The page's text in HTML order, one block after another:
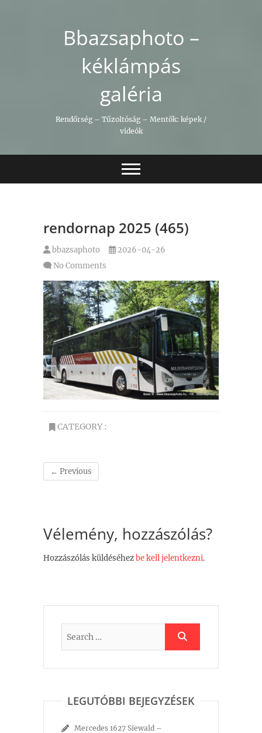
Bbazsaphoto –
kéklámpás
galéria
Rendőrség – Tűzoltóság – Mentők: képek /
videók
rendornap 2025 (465)
bbazsaphoto
2026-04-26
No Comments
CATEGORY :
← Previous
Vélemény, hozzászólás?
Hozzászólás küldéséhezbe kell jelentkezni.
LEGUTÓBBI BEJEGYZÉSEK
Mercedes 1627 Siewald –